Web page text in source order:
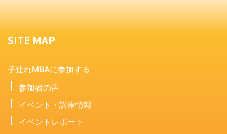
SITE MAP
子連れMBAに参加する
参加者の声
イベント・講座情報
イベントレポート